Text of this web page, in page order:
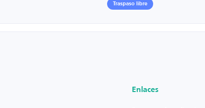
Traspaso libre
Enlaces